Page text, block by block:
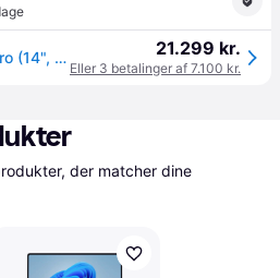
Samsung Galaxy Book6 Pro (14", Ultra 7, 32GB), Copilot+ PC I7 1 TB Gray 21.299 kr.
Eller 3 betalinger af 7.100 kr.
der matcher dine